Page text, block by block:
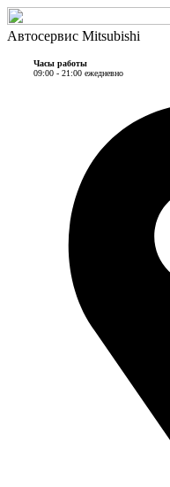
Автосервис Mitsubishi
Часы работы
09:00 - 21:00 ежедневно